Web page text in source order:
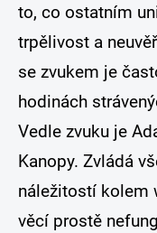
to, co ostatním
trpělivost a
se zvukem je
hodinách
Vedle zvuku je
Kanopy. Zvládá
náležitostí kolem
věcí prostě